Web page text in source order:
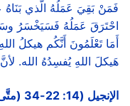
فَمَنْ بَقِيَ عَمَلُهُ الَّذي
احْتَرَقَ عَمَلُهُ فَسَيَخْسَرُ
أَمَا تَعْلَمُونَ أَنَّكُم هيكلُ
هَيكلَ اللهِ يُفسِدُهُ الله.
الإنجيل (14: 22-34 (متَّى 9))